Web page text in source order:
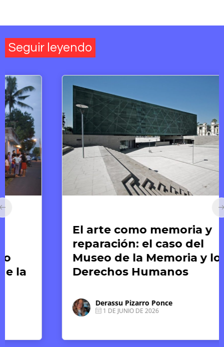
Seguir leyendo
El arte como memoria y
reparación: el caso del
Museo de la Memoria y los
Derechos Humanos
Derassu Pizarro Ponce
1 DE JUNIO DE 2026